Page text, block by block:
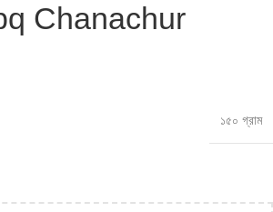
Chanachur
১৫০ গ্রাম